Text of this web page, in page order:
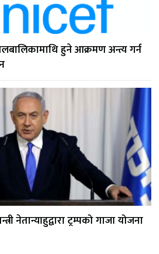
हुने आक्रमण अन्त्य गर्न
नेतान्याहुद्वारा ट्रम्पको गाजा योजना